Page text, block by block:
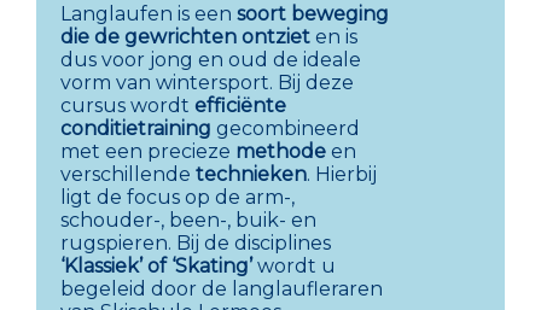
Langlaufen is een soort beweging
die de gewrichten ontziet en is
dus voor jong en oud de ideale
vorm van wintersport. Bij deze
cursus wordt efficiënte
conditietraining gecombineerd
met een precieze methode en
verschillende technieken. Hierbij
ligt de focus op de arm-,
schouder-, been-, buik- en
rugspieren. Bij de disciplines
‘Klassiek’ of ‘Skating’wordt u
begeleid door de langlaufleraren